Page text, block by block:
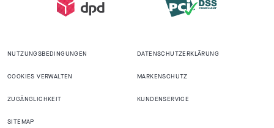
NUTZUNGSBEDINGUNGEN DATENSCHUTZERKLÄRUNG
COOKIES VERWALTEN MARKENSCHUTZ
ZUGÄNGLICHKEIT KUNDENSERVICE
SITEMAP